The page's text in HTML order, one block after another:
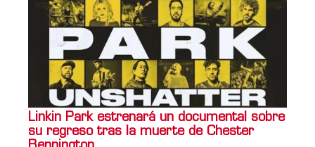
Linkin Park estrenará un documental sobre
su regreso tras la muerte de Chester